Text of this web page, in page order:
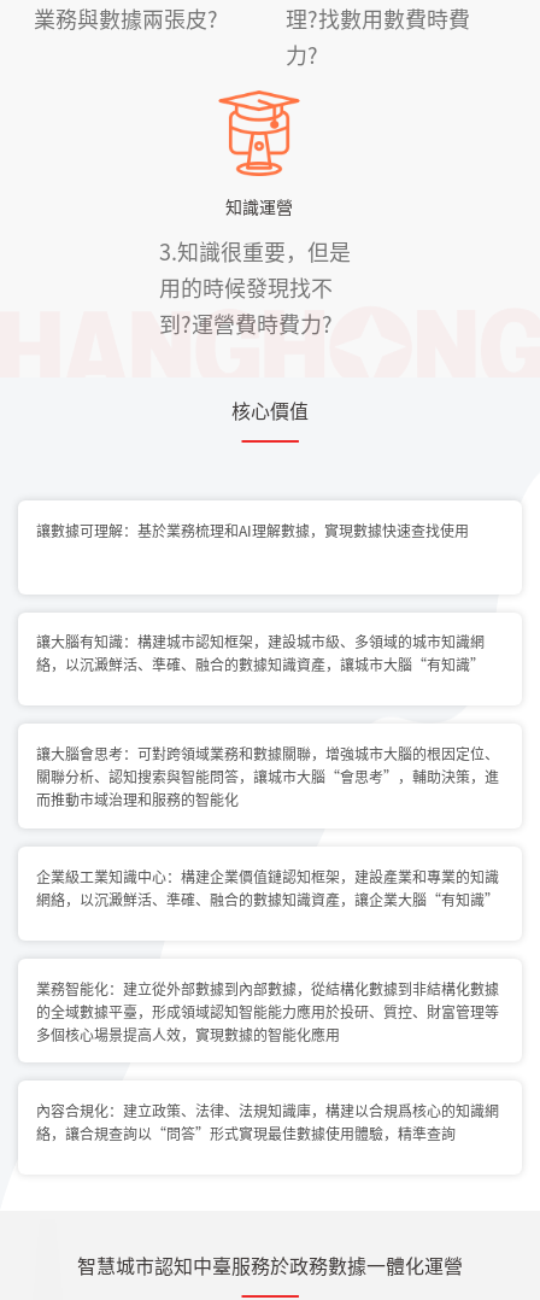
業務與數據兩張皮?
理?找數用數費時費
力?
知識運營
3.知識很重要，但是
用的時候發現找不
到?運營費時費力?
核心價值
讓數據可理解：基於業務梳理和AI理解數據，實現數據快速查找使用
讓大腦有知識：構建城市認知框架，建設城市級、多領域的城市知識網
絡，以沉澱鮮活、準確、融合的數據知識資產，讓城市大腦“有知識”
讓大腦會思考：可對跨領域業務和數據關聯，增強城市大腦的根因定位、
關聯分析、認知搜索與智能問答，讓城市大腦“會思考”，輔助決策，進
而推動市域治理和服務的智能化
企業級工業知識中心：構建企業價值鏈認知框架，建設產業和專業的知識
網絡，以沉澱鮮活、準確、融合的數據知識資產，讓企業大腦“有知識”
業務智能化：建立從外部數據到內部數據，從結構化數據到非結構化數據
的全域數據平臺，形成領域認知智能能力應用於投研、質控、財富管理等
多個核心場景提高人效，實現數據的智能化應用
內容合規化：建立政策、法律、法規知識庫，構建以合規爲核心的知識網
絡，讓合規查詢以“問答”形式實現最佳數據使用體驗，精準查詢
智慧城市認知中臺服務於政務數據一體化運營